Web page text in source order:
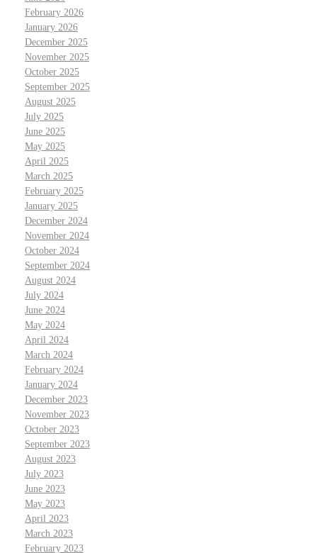
February 2026
January 2026
December 2025
November 2025
October 2025
September 2025
August 2025
July 2025
June 2025
May 2025
April 2025
March 2025
February 2025
January 2025
December 2024
November 2024
October 2024
September 2024
August 2024
July 2024
June 2024
May 2024
April 2024
March 2024
February 2024
January 2024
December 2023
November 2023
October 2023
September 2023
August 2023
July 2023
June 2023
May 2023
April 2023
March 2023
February 2023